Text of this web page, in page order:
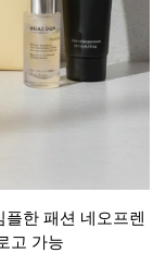
한 패션 네오프렌
고 가능